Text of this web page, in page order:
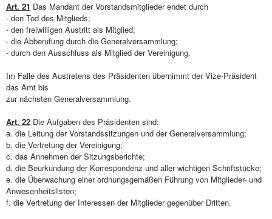
Art. 21 Das Mandant der Vorstandsmitglieder endet durch
- den Tod des Mitglieds;
- den freiwilligen Austritt als Mitglied;
- die Abberufung durch die Generalversammlung;
- durch den Ausschluss als Mitglied der Vereinigung.
Im Falle des Austretens des Präsidenten übernimmt der Vize-Präsident
das Amt bis
zur nächsten Generalversammlung.
Art. 22 Die Aufgaben des Präsidenten sind:
a. die Leitung der Vorstandssitzungen und der Generalversammlung;
b. die Vertretung der Vereinigung;
c. das Annehmen der Sitzungsberichte;
d. die Beurkundung der Korrespondenz und aller wichtigen Schriftstücke;
e. die Überwachung einer ordnungsgemäßen Führung von Mitglieder- und
Anwesenheitslisten;
f. die Vertretung der Interessen der Mitglieder gegenüber Dritten.